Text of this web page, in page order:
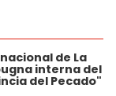
de La
interna del
del Pecado"